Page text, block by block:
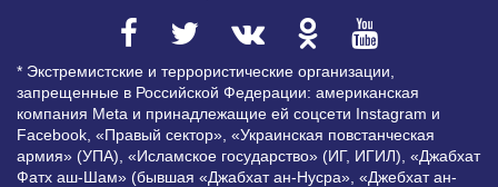
* Экстремистские и террористические организации,
запрещенные в Российской Федерации: американская
компания Meta и принадлежащие ей соцсети Instagram и
Facebook, «Правый сектор», «Украинская повстанческая
армия» (УПА), «Исламское государство» (ИГ, ИГИЛ), «Джабхат
Фатх аш-Шам» (бывшая «Джабхат ан-Нусра», «Джебхат ан-